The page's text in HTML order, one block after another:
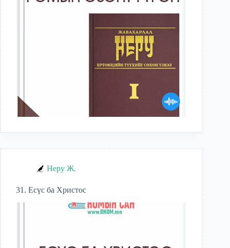
Неру Ж.
31. Есүс ба Христос